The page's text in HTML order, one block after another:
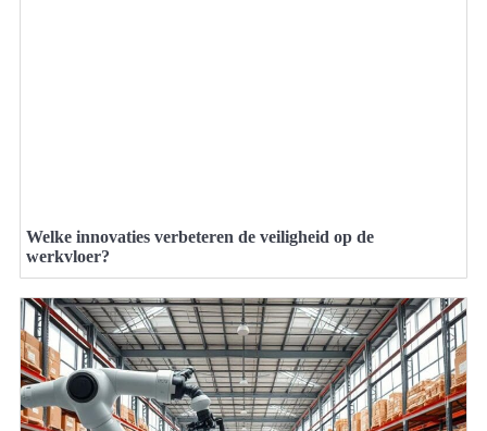
Welke innovaties verbeteren de veiligheid op de
werkvloer?